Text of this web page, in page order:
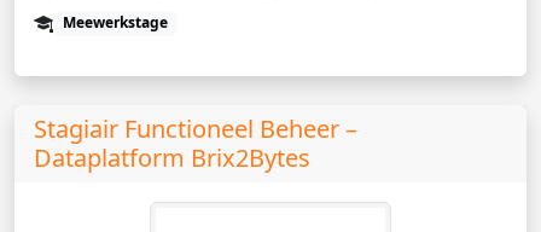
Meewerkstage
Stagiair Functioneel Beheer –
Dataplatform Brix2Bytes